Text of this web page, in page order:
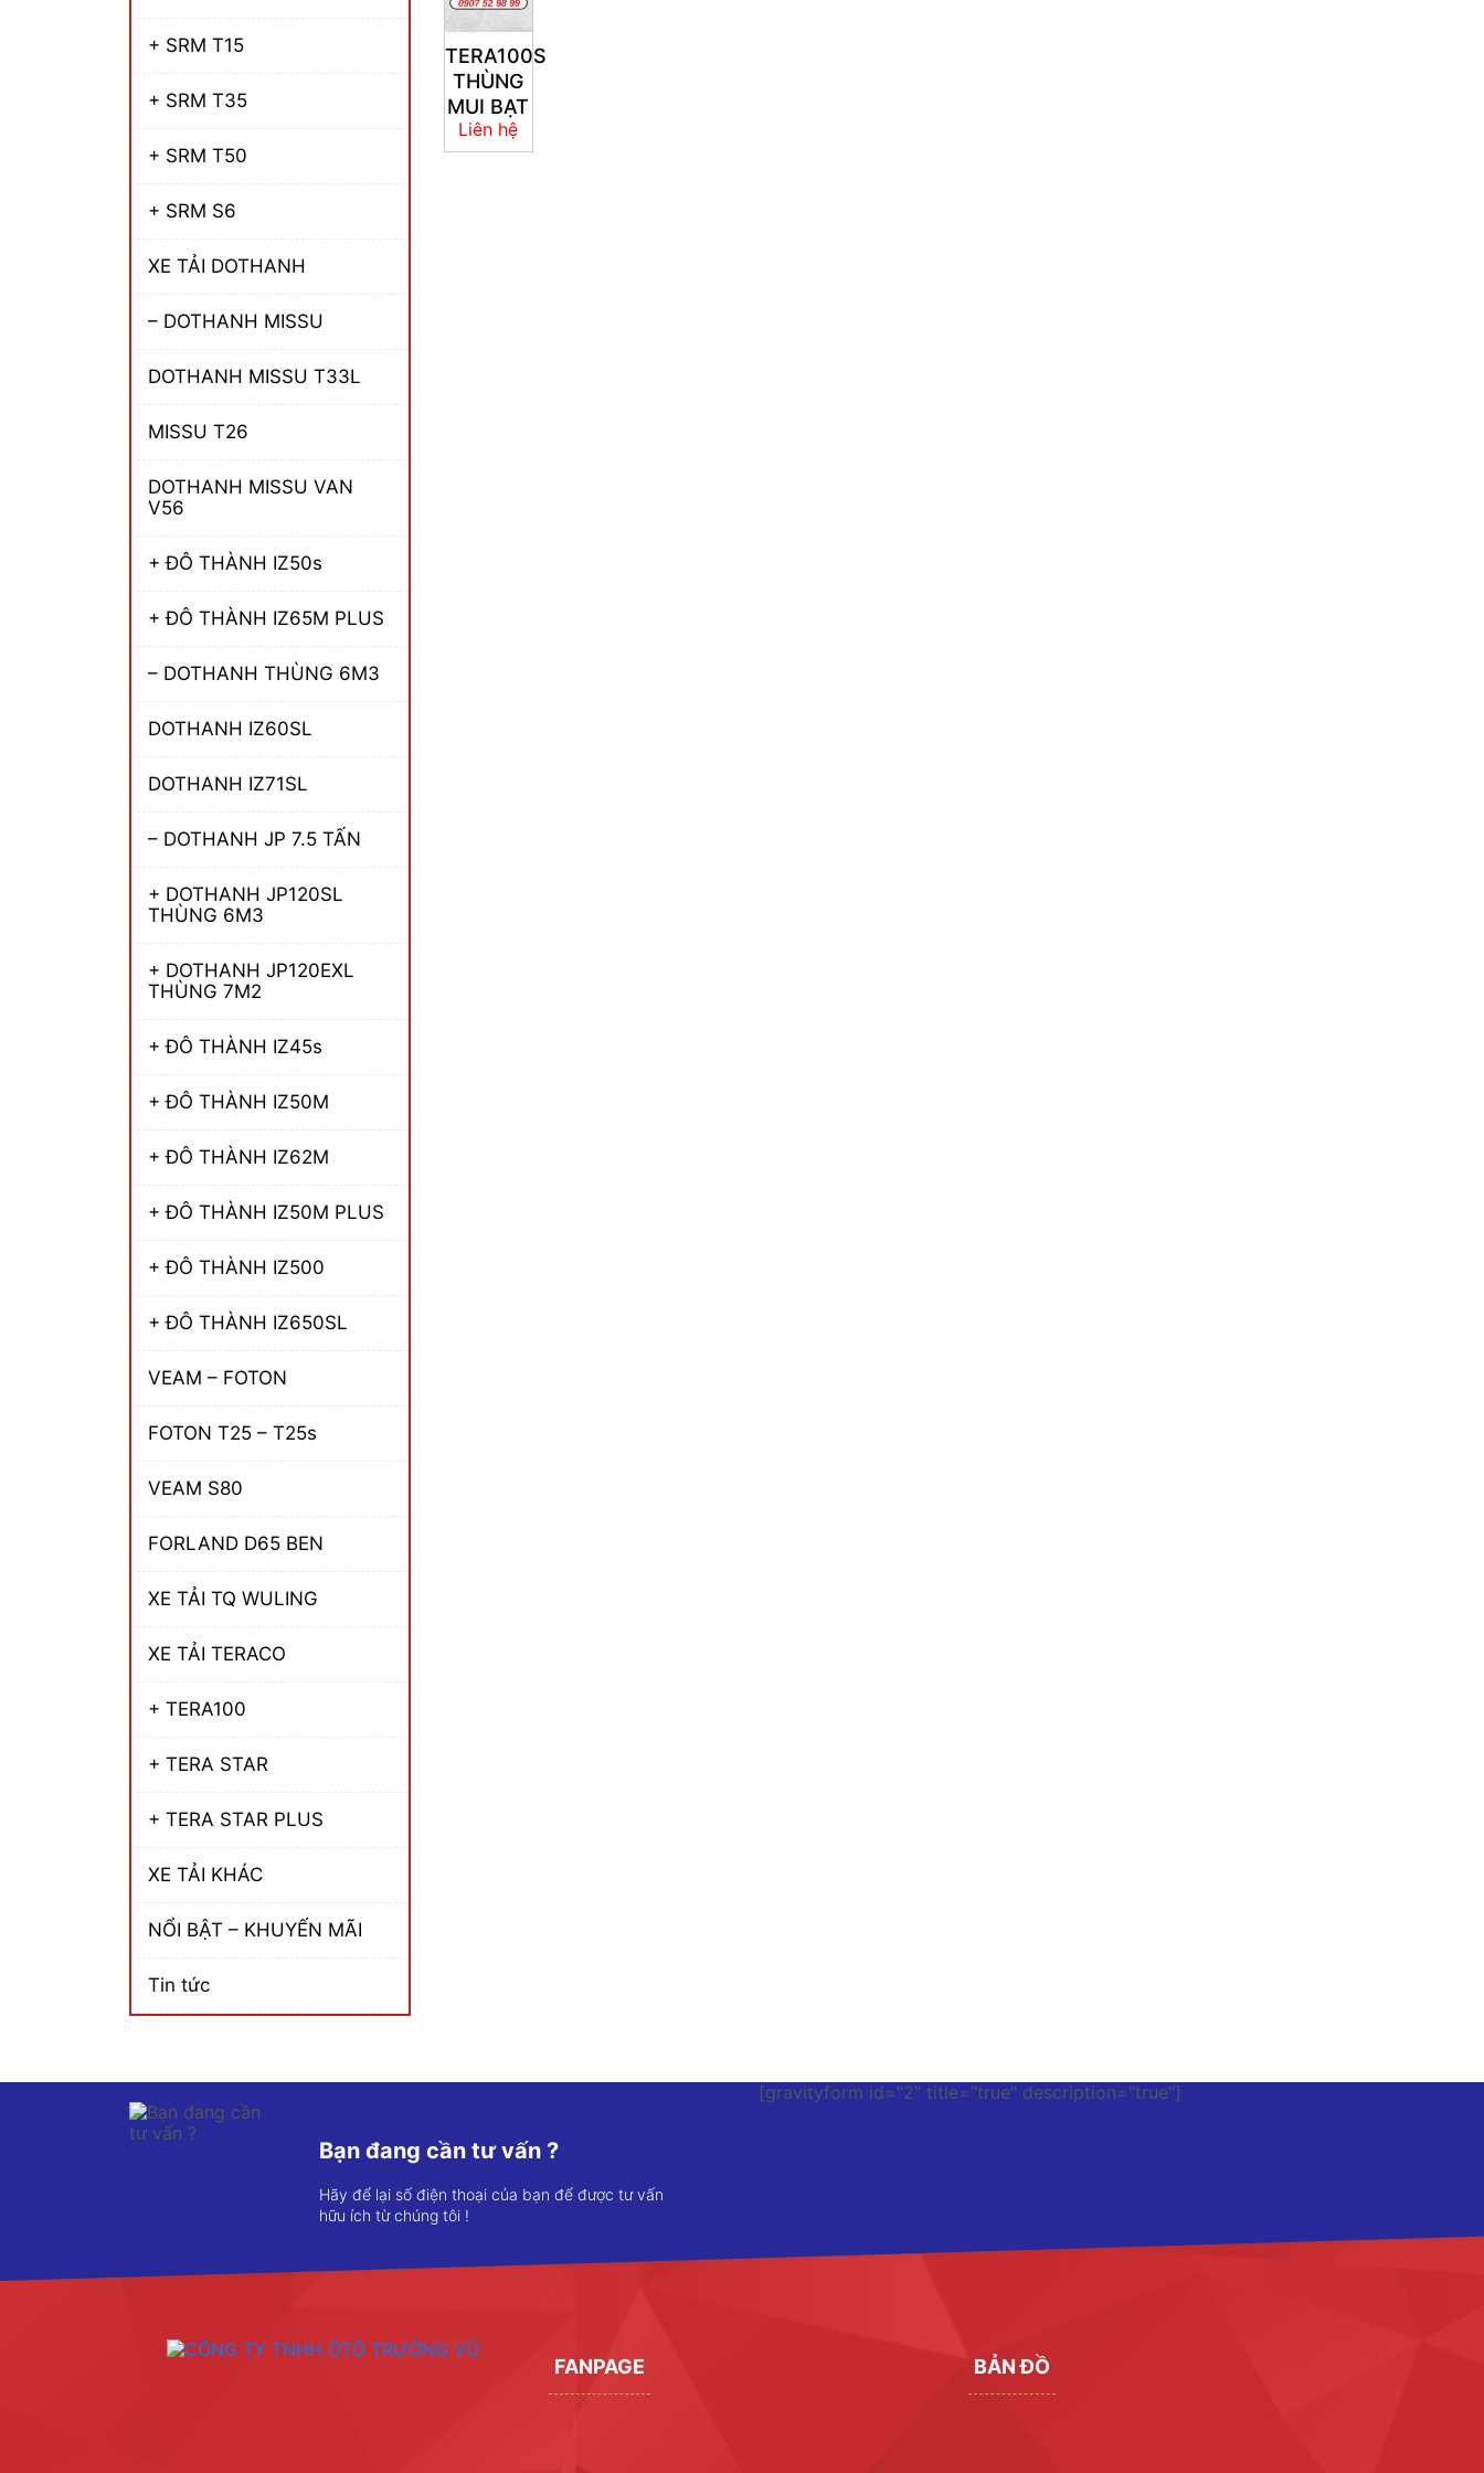
+ SRM T15
+ SRM T35
+ SRM T50
+ SRM S6
XE TẢI DOTHANH
– DOTHANH MISSU
DOTHANH MISSU T33L
MISSU T26
DOTHANH MISSU VAN
V56
+ ĐÔ THÀNH IZ50s
+ ĐÔ THÀNH IZ65M PLUS
– DOTHANH THÙNG 6M3
DOTHANH IZ60SL
DOTHANH IZ71SL
– DOTHANH JP 7.5 TẤN
+ DOTHANH JP120SL
THÙNG 6M3
+ DOTHANH JP120EXL
THÙNG 7M2
+ ĐÔ THÀNH IZ45s
+ ĐÔ THÀNH IZ50M
+ ĐÔ THÀNH IZ62M
+ ĐÔ THÀNH IZ50M PLUS
+ ĐÔ THÀNH IZ500
+ ĐÔ THÀNH IZ650SL
VEAM – FOTON
FOTON T25 – T25s
VEAM S80
FORLAND D65 BEN
XE TẢI TQ WULING
XE TẢI TERACO
+ TERA100
+ TERA STAR
+ TERA STAR PLUS
XE TẢI KHÁC
NỔI BẬT – KHUYẾN MÃI
Tin tức
TERA100S
THÙNG
MUI BẠT
Liên hệ
Bạn đang cần tư vấn ?
Hãy để lại số điện thoại của bạn để được tư vấn
hữu ích từ chúng tôi !
[gravityform id="2" title="true" description="true"]
FANPAGE BẢN ĐỒ